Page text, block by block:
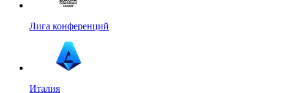
Лига конференций
Италия